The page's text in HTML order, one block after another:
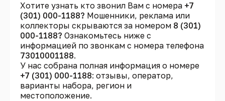
Хотите узнать кто звонил Вам с номера +7
(301) 000-1188? Мошенники, реклама или
коллекторы скрываются за номером 8 (301)
000-1188? Ознакомьтесь ниже с
информацией по звонкам с номера телефона
73010001188.
У нас собрана полная информация о номере
+7 (301) 000-1188: отзывы, оператор,
варианты набора, регион и
местоположение.